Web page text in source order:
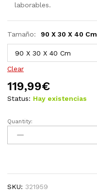
laborables.
Tamaño: 90 X 30 X 40 Cm
Clear
119,99€
Status: Hay existencias
Mueble
para
TV
de
Quantity:
SKU: 321959